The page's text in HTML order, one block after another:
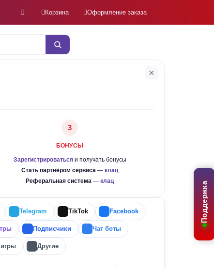
Поддержка
Корзина Оформление заказа
×
3
БОНУСЫ
Зарегистрироватьсяи получать бонусы
Стать партнёром сервиса — клац
Реферальная система — клац
Telegram TikTok Facebook
Подписчики Чат боты
Другие